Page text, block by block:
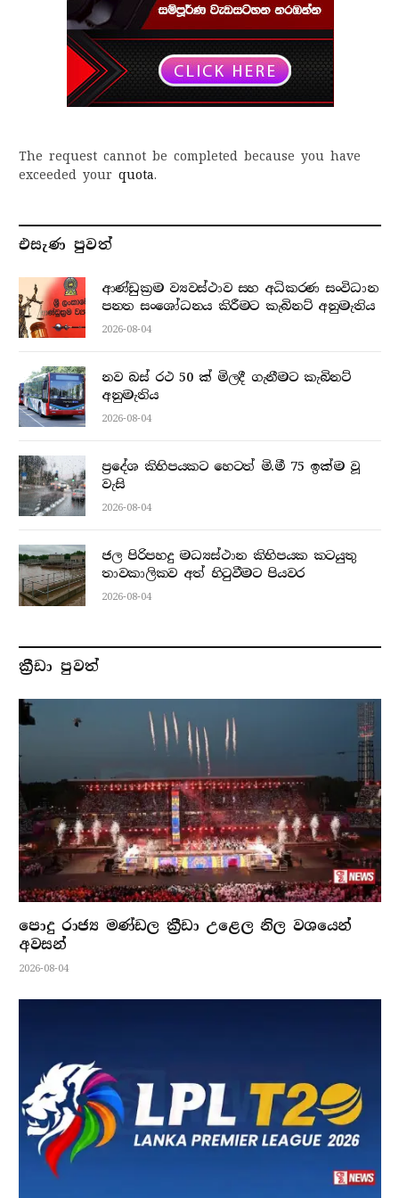
The request cannot be completed because you have
exceeded your quota.
එසැණ පුව​ත්
ආණ්ඩුක්‍රම ව්‍යවස්ථාව සහ අධිකරණ සංවිධාන
පනත සංශෝධනය කිරීමට කැබිනට් අනුමැතිය
2026-08-04
නව බස් රථ 50 ක් මිලදී ගැනීමට කැබිනට්
අනුමැතිය
2026-08-04
ප්‍රදේශ කිහිපයකට හෙටත් මි.මී 75 ඉක්ම වූ
වැසි
2026-08-04
ජල පිරිපහදු මධ්‍යස්ථාන කිහිපයක කටයුතු
තාවකාලිකව අත් හිටුවීමට පියවර
2026-08-04
ක්‍රීඩා පුවත්
පොදු රාජ්‍ය මණ්ඩල ක්‍රීඩා උළෙල නිල වශයෙන්
අවසන්
2026-08-04